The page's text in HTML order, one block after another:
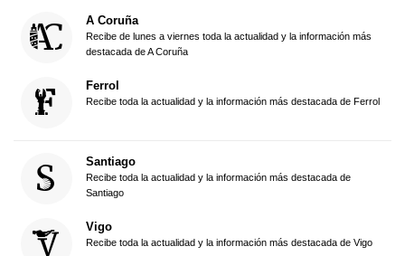
A Coruña
Recibe de lunes a viernes toda la actualidad y la información más
destacada de A Coruña
Ferrol
Recibe toda la actualidad y la información más destacada de Ferrol
Santiago
Recibe toda la actualidad y la información más destacada de
Santiago
Vigo
Recibe toda la actualidad y la información más destacada de Vigo